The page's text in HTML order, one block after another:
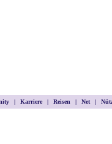
| Karriere | Reisen | Net |